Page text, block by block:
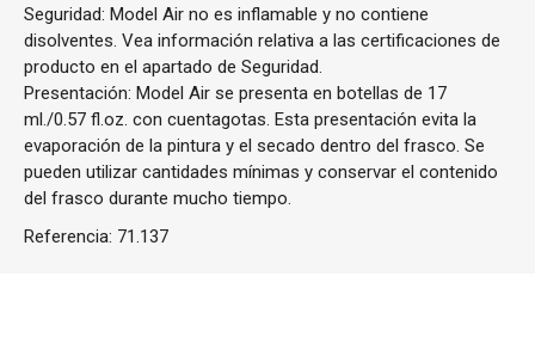
Seguridad: Model Air no es inflamable y no contiene
disolventes. Vea información relativa a las certificaciones de
producto en el apartado de Seguridad.
Presentación: Model Air se presenta en botellas de 17
ml./0.57 fl.oz. con cuentagotas. Esta presentación evita la
evaporación de la pintura y el secado dentro del frasco. Se
pueden utilizar cantidades mínimas y conservar el contenido
del frasco durante mucho tiempo.
Referencia: 71.137